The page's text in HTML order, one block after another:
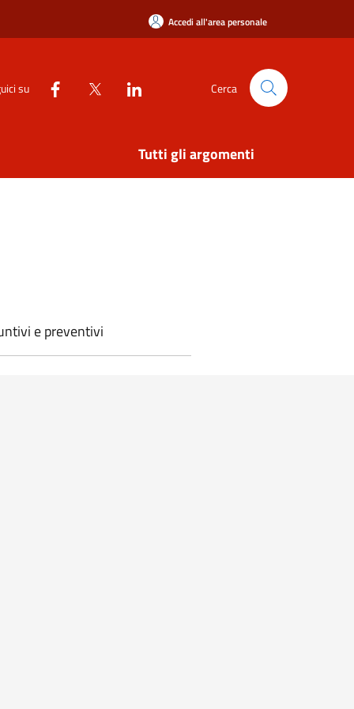
Accedi all'area personale
su Cerca
Tutti gli argomenti
e preventivi